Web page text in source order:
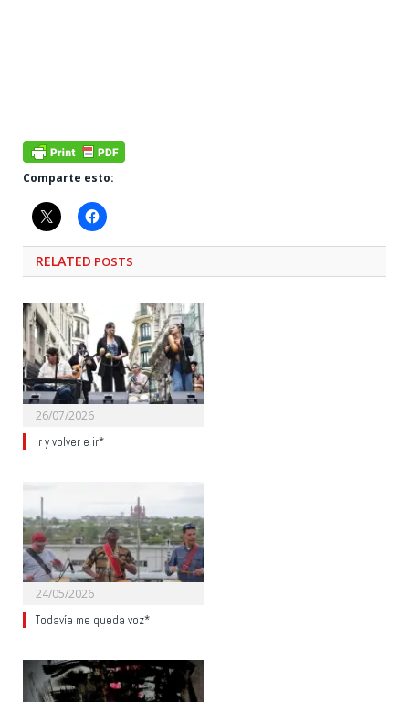
Comparte esto:
RELATED POSTS
26/07/2026
Ir y volver e ir*
24/05/2026
Todavía me queda voz*